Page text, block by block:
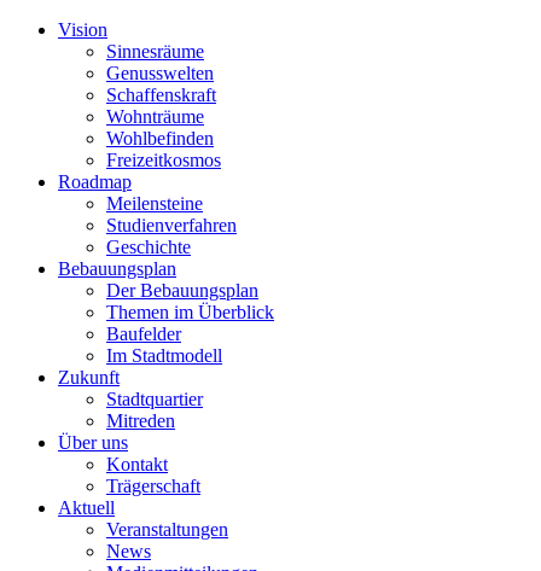
Vision
Sinnesräume
Genusswelten
Schaffenskraft
Wohnträume
Wohlbefinden
Freizeitkosmos
Roadmap
Meilensteine
Studienverfahren
Geschichte
Bebauungsplan
Der Bebauungsplan
Themen im Überblick
Baufelder
Im Stadtmodell
Zukunft
Stadtquartier
Mitreden
Über uns
Kontakt
Trägerschaft
Aktuell
Veranstaltungen
News